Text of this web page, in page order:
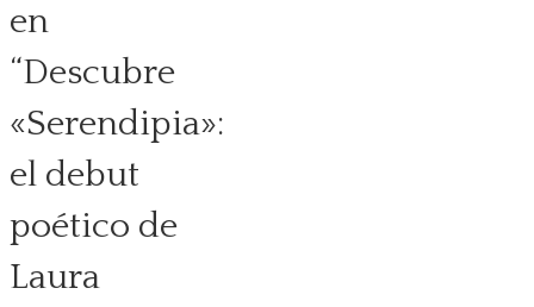
en
“Descubre
«Serendipia»:
el debut
poético de
Laura